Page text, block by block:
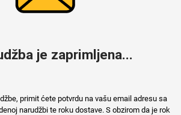
je zaprimljena...
primit ćete potvrdu na vašu email adresu sa
narudžbi te roku dostave. S obzirom da je rok